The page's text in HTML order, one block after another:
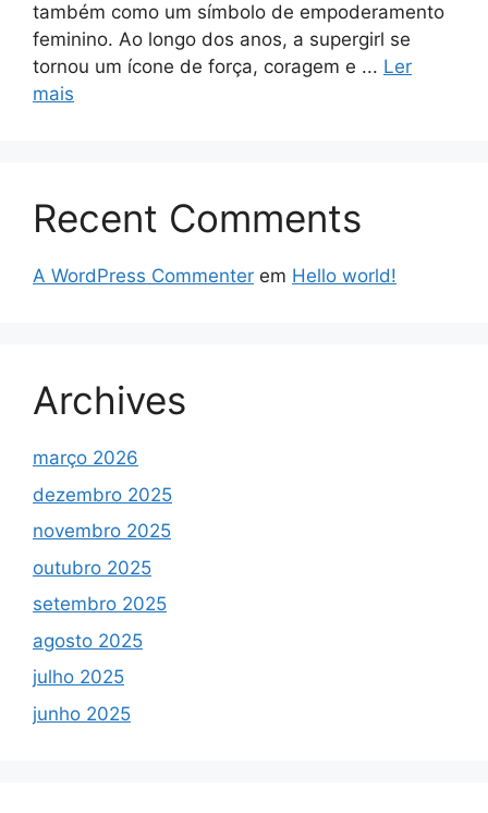
também como um símbolo de empoderamento
feminino. Ao longo dos anos, a supergirl se
tornou um ícone de força, coragem e ... Ler
mais
Recent Comments
A WordPress Commenter em Hello world!
Archives
março 2026
dezembro 2025
novembro 2025
outubro 2025
setembro 2025
agosto 2025
julho 2025
junho 2025